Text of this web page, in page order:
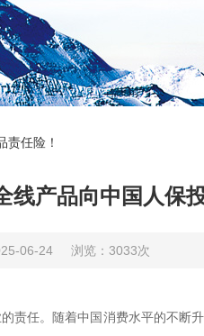
责任险！
产品向中国人保
06-24 浏览：3033次
任。随着中国消费水平的不断